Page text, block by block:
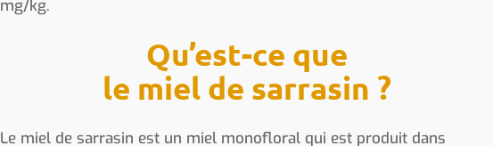
mg/kg.
Qu’est-ce que
le miel de sarrasin ?
Le miel de sarrasin est un miel monofloral qui est produit dans